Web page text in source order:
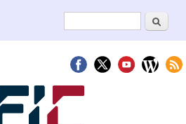
Formulario deBuscar